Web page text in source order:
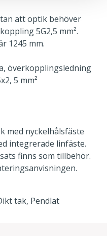
att optik behöver
5G2,5 mm².
1245 mm.
överkopplingsledning
5 mm²
med nyckelhålsfäste
integrerade linfäste.
finns som tillbehör.
tak, Pendlat